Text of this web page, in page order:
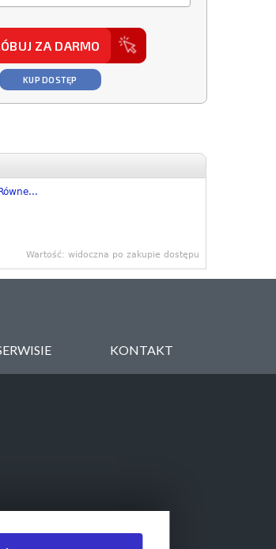
ZA DARMO
KUP DOSTĘP
Wartość: widoczna po zakupie dostępu
KONTAKT